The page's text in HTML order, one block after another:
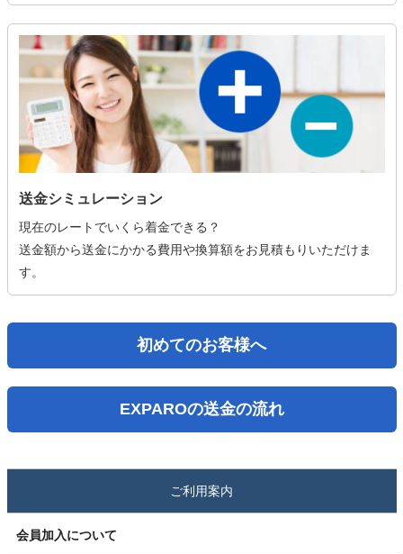
送金シミュレーション
現在のレートでいくら着金できる？
送金額から送金にかかる費用や換算額をお見積もりいただけま
す。
初めてのお客様へ
EXPAROの送金の流れ
ご利用案内
会員加入について